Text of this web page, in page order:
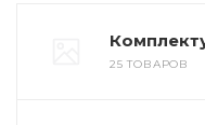
25 ТОВАРОВ